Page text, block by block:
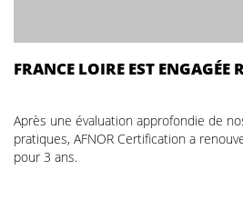
FRANCE LOIRE EST ENGAGÉE
Après une évaluation approfondie de
pratiques, AFNOR Certification a
pour 3 ans.